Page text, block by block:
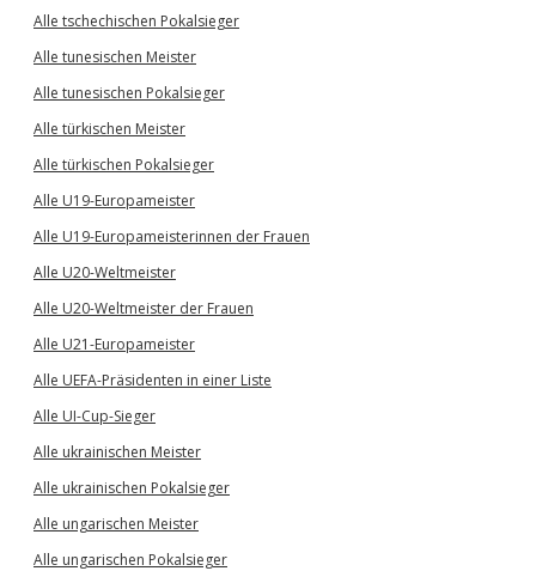
Alle tschechischen Pokalsieger
Alle tunesischen Meister
Alle tunesischen Pokalsieger
Alle türkischen Meister
Alle türkischen Pokalsieger
Alle U19-Europameister
Alle U19-Europameisterinnen der Frauen
Alle U20-Weltmeister
Alle U20-Weltmeister der Frauen
Alle U21-Europameister
Alle UEFA-Präsidenten in einer Liste
Alle UI-Cup-Sieger
Alle ukrainischen Meister
Alle ukrainischen Pokalsieger
Alle ungarischen Meister
Alle ungarischen Pokalsieger